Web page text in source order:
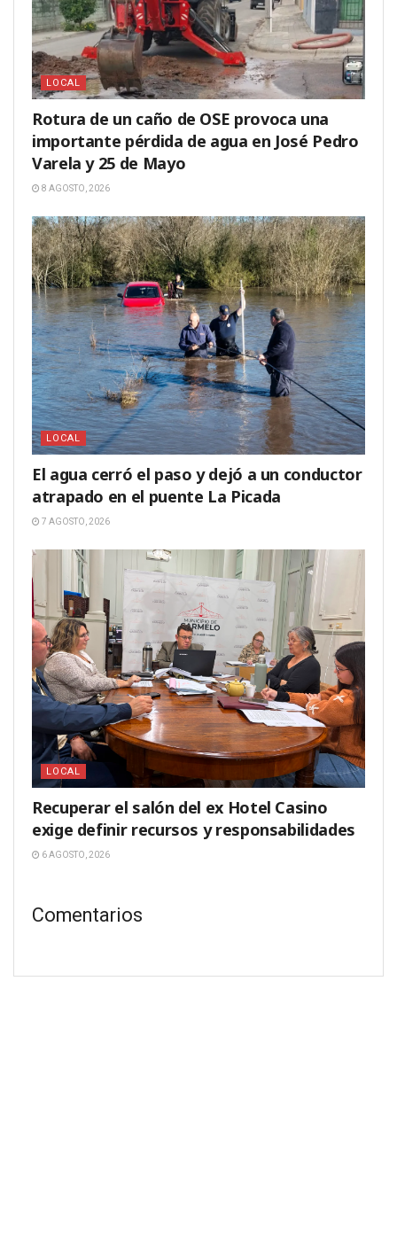
LOCAL
Rotura de un caño de OSE provoca una
importante pérdida de agua en José Pedro
Varela y 25 de Mayo
8 AGOSTO, 2026
LOCAL
El agua cerró el paso y dejó a un conductor
atrapado en el puente La Picada
7 AGOSTO, 2026
LOCAL
Recuperar el salón del ex Hotel Casino
exige definir recursos y responsabilidades
6 AGOSTO, 2026
Comentarios